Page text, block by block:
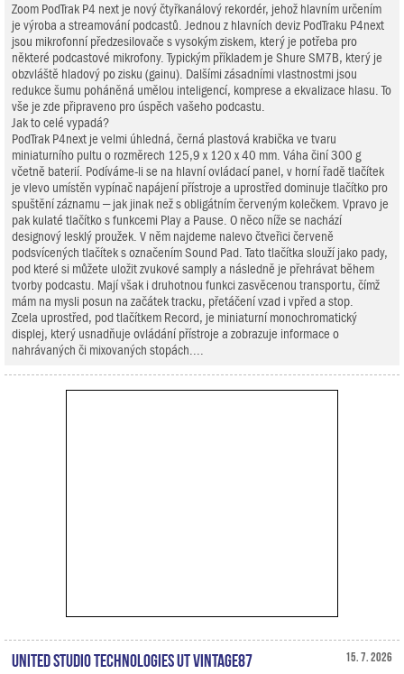
Zoom PodTrak P4 next je nový čtyřkanálový rekordér, jehož hlavním určením
je výroba a streamování podcastů. Jednou z hlavních deviz PodTraku P4next
jsou mikrofonní předzesilovače s vysokým ziskem, který je potřeba pro
některé podcastové mikrofony. Typickým příkladem je Shure SM7B, který je
obzvláště hladový po zisku (gainu). Dalšími zásadními vlastnostmi jsou
redukce šumu poháněná umělou inteligencí, komprese a ekvalizace hlasu. To
vše je zde připraveno pro úspěch vašeho podcastu.
Jak to celé vypadá?
PodTrak P4next je velmi úhledná, černá plastová krabička ve tvaru
miniaturního pultu o rozměrech 125,9 x 120 x 40 mm. Váha činí 300 g
včetně baterií. Podíváme-li se na hlavní ovládací panel, v horní řadě tlačítek
je vlevo umístěn vypínač napájení přístroje a uprostřed dominuje tlačítko pro
spuštění záznamu – jak jinak než s obligátním červeným kolečkem. Vpravo je
pak kulaté tlačítko s funkcemi Play a Pause. O něco níže se nachází
designový lesklý proužek. V něm najdeme nalevo čtveřici červeně
podsvícených tlačítek s označením Sound Pad. Tato tlačítka slouží jako pady,
pod které si můžete uložit zvukové samply a následně je přehrávat během
tvorby podcastu. Mají však i druhotnou funkci zasvěcenou transportu, čímž
mám na mysli posun na začátek tracku, přetáčení vzad i vpřed a stop.
Zcela uprostřed, pod tlačítkem Record, je miniaturní monochromatický
displej, který usnadňuje ovládání přístroje a zobrazuje informace o
nahrávaných či mixovaných stopách....
15. 7. 2026
United Studio Technologies UT Vintage87